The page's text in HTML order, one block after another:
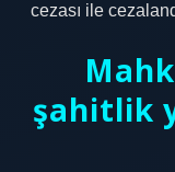
cezası ile
şahitlik